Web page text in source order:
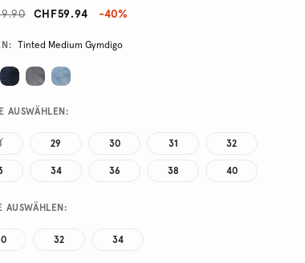
CHF59.94 -40%
Tinted Medium Gymdigo
AUSWÄHLEN:
29 30 31 32
34 36 38 40
AUSWÄHLEN:
32 34